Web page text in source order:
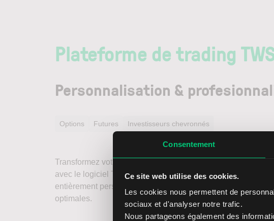
Consentement
Ce site web utilise des cookies.
Les cookies nous permettent de
sociaux et d'analyser notre trafic.
Nous partageons également des
Plateforme de trading
Personnalisation &
Options Futures Investisseurs chevronnés
Transformez votre ordinateur en une plateforme de trading
avec le logiciel TWS. Son large éventail de fonctionnalités et
entièrement personnalisable vous permettent de trader dans
optimales.